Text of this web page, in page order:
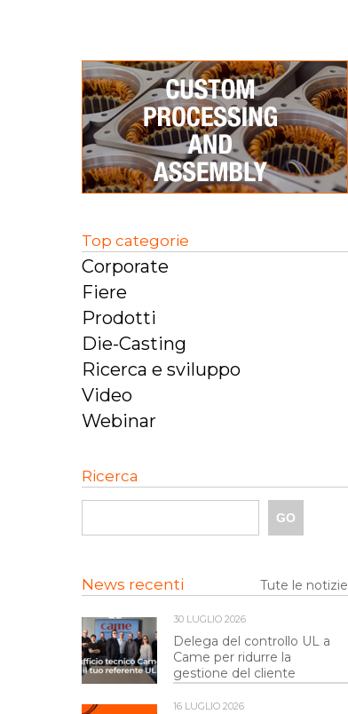
Top categorie
Corporate
Fiere
Prodotti
Die-Casting
Ricerca e sviluppo
Video
Webinar
Ricerca
News recenti Tute le notizie
30 LUGLIO 2026
Delega del controllo UL a
Came per ridurre la
gestione del cliente
16 LUGLIO 2026